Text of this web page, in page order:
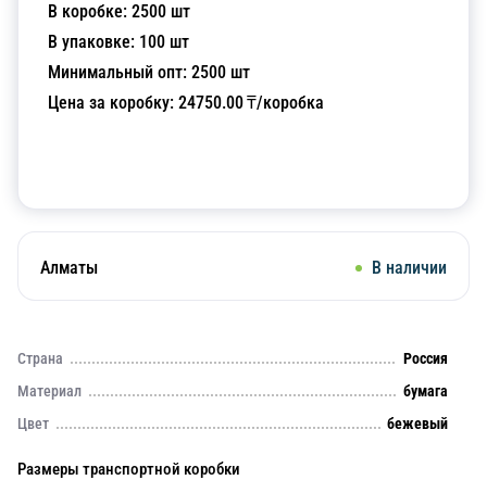
В коробке: 2500 шт
В упаковке: 100 шт
Минимальный опт: 2500 шт
Цена за коробку: 24750.00₸/коробка
Алматы В наличии
Страна
Россия
Материал
бумага
Цвет
бежевый
Размеры транспортной коробки